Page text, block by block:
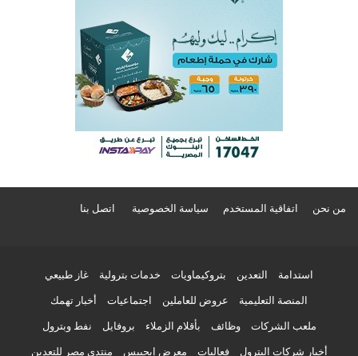
من نحن اتفاقية المستخدم سياسة الخصوصية اتصل بنا
استدامة التعدين بتروكيماويات خدمات بترولية غاز طبيعي
المنصة التعليمية عروض للعاملين اجتماعيات أخبار تهمك
ملعب الشركات وظائف بأقلام الزملاء بروفايل نفط وبترول
أخبار شركات البترول فعاليات معرض إيجيبس منتدى مصر للتعدين